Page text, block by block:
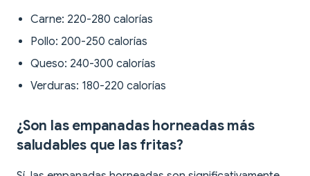
Carne: 220-280 calorías
Pollo: 200-250 calorías
Queso: 240-300 calorías
Verduras: 180-220 calorías
¿Son las empanadas horneadas más
saludables que las fritas?